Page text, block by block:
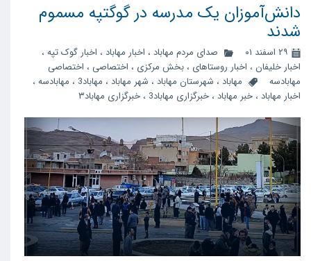
دانش‌آموزان یک مدرسه در گوگتپه مسموم
شدند
۲۹ اسفند ۰۱ صدای مردم مهاباد ، اخبار مهاباد ، اخبار گوک تپه ،
اخبار خلیفان ، اخبار روستاهای ، بخش مرکزی ، اختصاصی ، اختصاصی
مهابادسه
مهاباد ، شهرستان مهاباد ، شهر مهاباد ، مهاباد3 ، مهابادسه ،
اخبار مهاباد ، خبر مهاباد ، خبرگزاری مهاباد3 ، خبرگزاری مهاباد۳